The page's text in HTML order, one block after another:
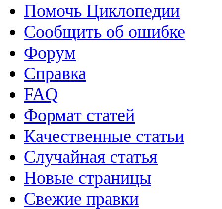
Помочь Циклопедии
Сообщить об ошибке
Форум
Справка
FAQ
Формат статей
Качественные статьи
Случайная статья
Новые страницы
Свежие правки